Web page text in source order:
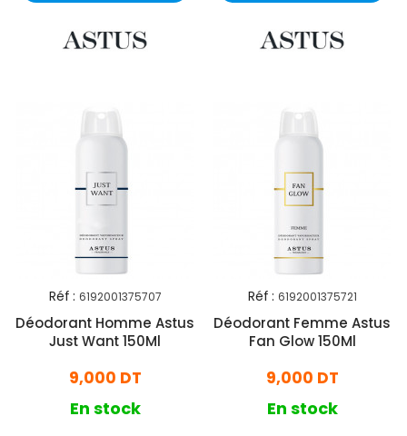
Réf : 6192001375707
Déodorant Homme Astus
Just Want 150Ml
9,000 DT
En stock
Réf : 6192001375721
Déodorant Femme Astus
Fan Glow 150Ml
9,000 DT
En stock